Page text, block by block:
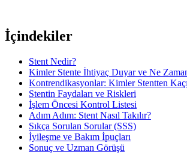
İçindekiler
Stent Nedir?
Kimler Stente İhtiyaç Duyar ve Ne
Kontrendikasyonlar: Kimler Stentten
Stentin Faydaları ve Riskleri
İşlem Öncesi Kontrol Listesi
Adım Adım: Stent Nasıl Takılır?
Sıkça Sorulan Sorular (SSS)
İyileşme ve Bakım İpuçları
Sonuç ve Uzman Görüşü